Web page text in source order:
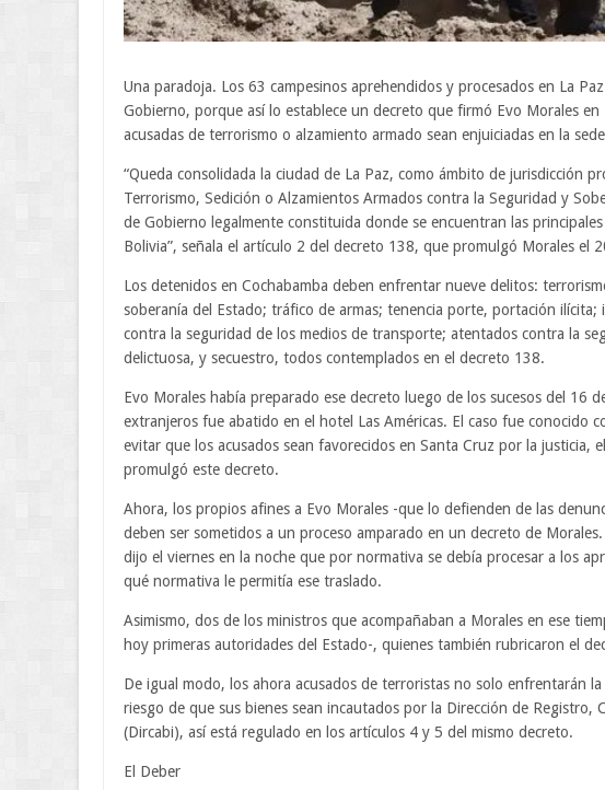
Una paradoja. Los 63 campesinos aprehendidos y procesados en La
Gobierno, porque así lo establece un decreto que firmó Evo Morales
acusadas de terrorismo o alzamiento armado sean enjuiciadas en la
“Queda consolidada la ciudad de La Paz, como ámbito de jurisdicción
Terrorismo, Sedición o Alzamientos Armados contra la Seguridad y
de Gobierno legalmente constituida donde se encuentran las
Bolivia”, señala el artículo 2 del decreto 138, que promulgó Morales el
Los detenidos en Cochabamba deben enfrentar nueve delitos:
soberanía del Estado; tráfico de armas; tenencia porte, portación
contra la seguridad de los medios de transporte; atentados contra la
delictuosa, y secuestro, todos contemplados en el decreto 138.
Evo Morales había preparado ese decreto luego de los sucesos del 16
extranjeros fue abatido en el hotel Las Américas. El caso fue conocido
evitar que los acusados sean favorecidos en Santa Cruz por la justicia,
promulgó este decreto.
Ahora, los propios afines a Evo Morales -que lo defienden de las
deben ser sometidos a un proceso amparado en un decreto de
dijo el viernes en la noche que por normativa se debía procesar a los
qué normativa le permitía ese traslado.
Asimismo, dos de los ministros que acompañaban a Morales en ese
hoy primeras autoridades del Estado-, quienes también rubricaron el
De igual modo, los ahora acusados de terroristas no solo enfrentarán
riesgo de que sus bienes sean incautados por la Dirección de
(Dircabi), así está regulado en los artículos 4 y 5 del mismo decreto.
El Deber